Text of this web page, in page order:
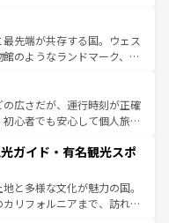
彩な楽しみ方が可能だ。さ
が溢れており、どの街角に
いる。パリ以外の個性あふ
ても飽きることがない。ベ
ン州のアルプスの絶景、そ
いった風景は必見。ビール
い。 なお、新着の
を参照してほしい。
先端が共存する国。ウェス
のようなランドマーク、歴
また、優雅なアフタヌーン
ない英国パブ、サッカー観
体験も豊富。イギリスを旅
広さだが、運行時刻が正確
心者でも安心して個人旅行
イスならではのユニークな
けでなく町歩きも満喫する
いため物価も高いが、旅行
スもあり、うまく活用すれ
ガイド・有名観光スポ
と多様な文化が魅力の国。
リフォルニアまで、訪れる